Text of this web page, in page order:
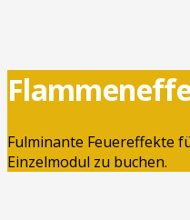
Fulminante Feuereffekte
Einzelmodul zu buchen.